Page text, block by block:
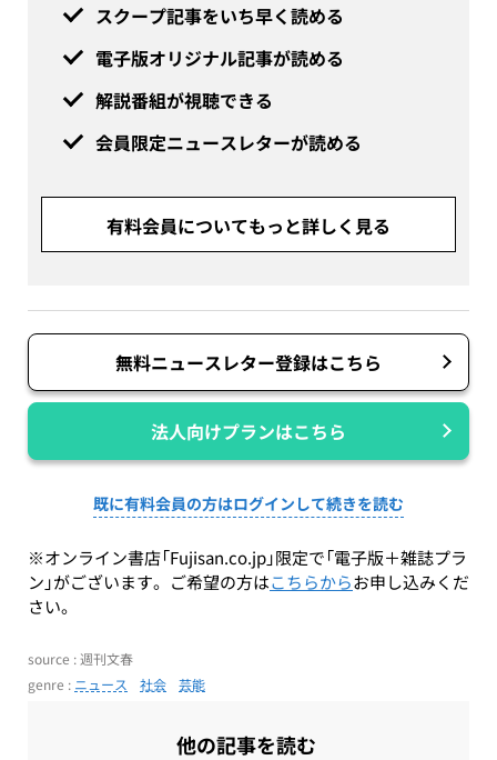
スクープ記事をいち早く読める
電子版オリジナル記事が読める
解説番組が視聴できる
会員限定ニュースレターが読める
有料会員についてもっと詳しく見る
無料ニュースレター登録はこちら
法人向けプランはこちら
既に有料会員の方はログインして続きを読む
※オンライン書店「Fujisan.co.jp」限定で「電子版＋雑誌プラ
ン」がございます。ご希望の方はこちらからお申し込みくだ
さい。
source : 週刊文春
genre : ニュース 社会 芸能
他の記事を読む